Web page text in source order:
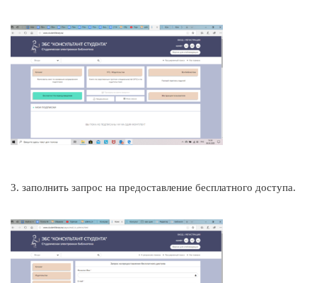
3. заполнить запрос на предоставление бесплатного доступа.